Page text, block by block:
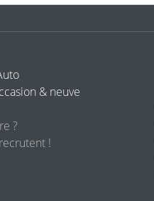
& neuve
?
!